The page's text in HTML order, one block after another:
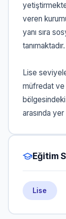
veren
yanı sıra
tanımaktadır.
Lise
müfredat ve
arasında yer
Eğitim
Lise